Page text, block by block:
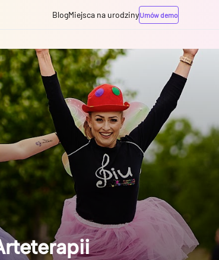
BlogMiejsca na urodzinyUmów demo